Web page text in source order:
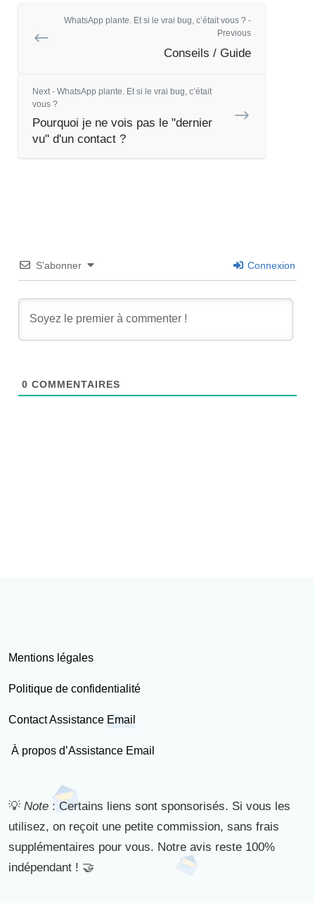
WhatsApp plante. Et si le vrai bug, c’était vous ? -
Previous
Conseils / Guide
Next - WhatsApp plante. Et si le vrai bug, c’était
vous ?
Pourquoi je ne vois pas le "dernier
vu" d'un contact ?
S’abonner Connexion
0 COMMENTAIRES
Mentions légales
Politique de confidentialité
Contact Assistance Email
À propos d’Assistance Email
💡 Note : Certains liens sont sponsorisés. Si vous les
utilisez, on reçoit une petite commission, sans frais
supplémentaires pour vous. Notre avis reste 100%
indépendant ! 🤝